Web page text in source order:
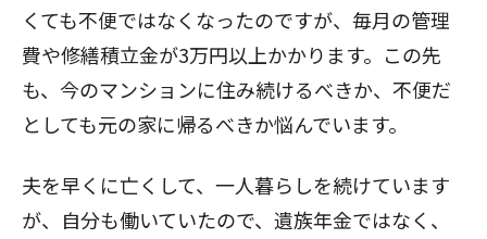
くても不便ではなくなったのですが、毎月の管理
費や修繕積立金が3万円以上かかります。この先
も、今のマンションに住み続けるべきか、不便だ
としても元の家に帰るべきか悩んでいます。
夫を早くに亡くして、一人暮らしを続けています
が、自分も働いていたので、遺族年金ではなく、